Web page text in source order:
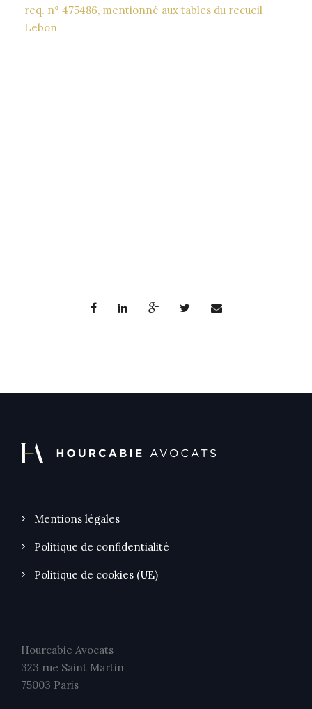
req. n° 475486, mentionné aux tables du recueil
Lebon
Mentions légales
Politique de confidentialité
Politique de cookies (UE)
Hourcabie Avocats
323 rue Saint Martin
75003 Paris